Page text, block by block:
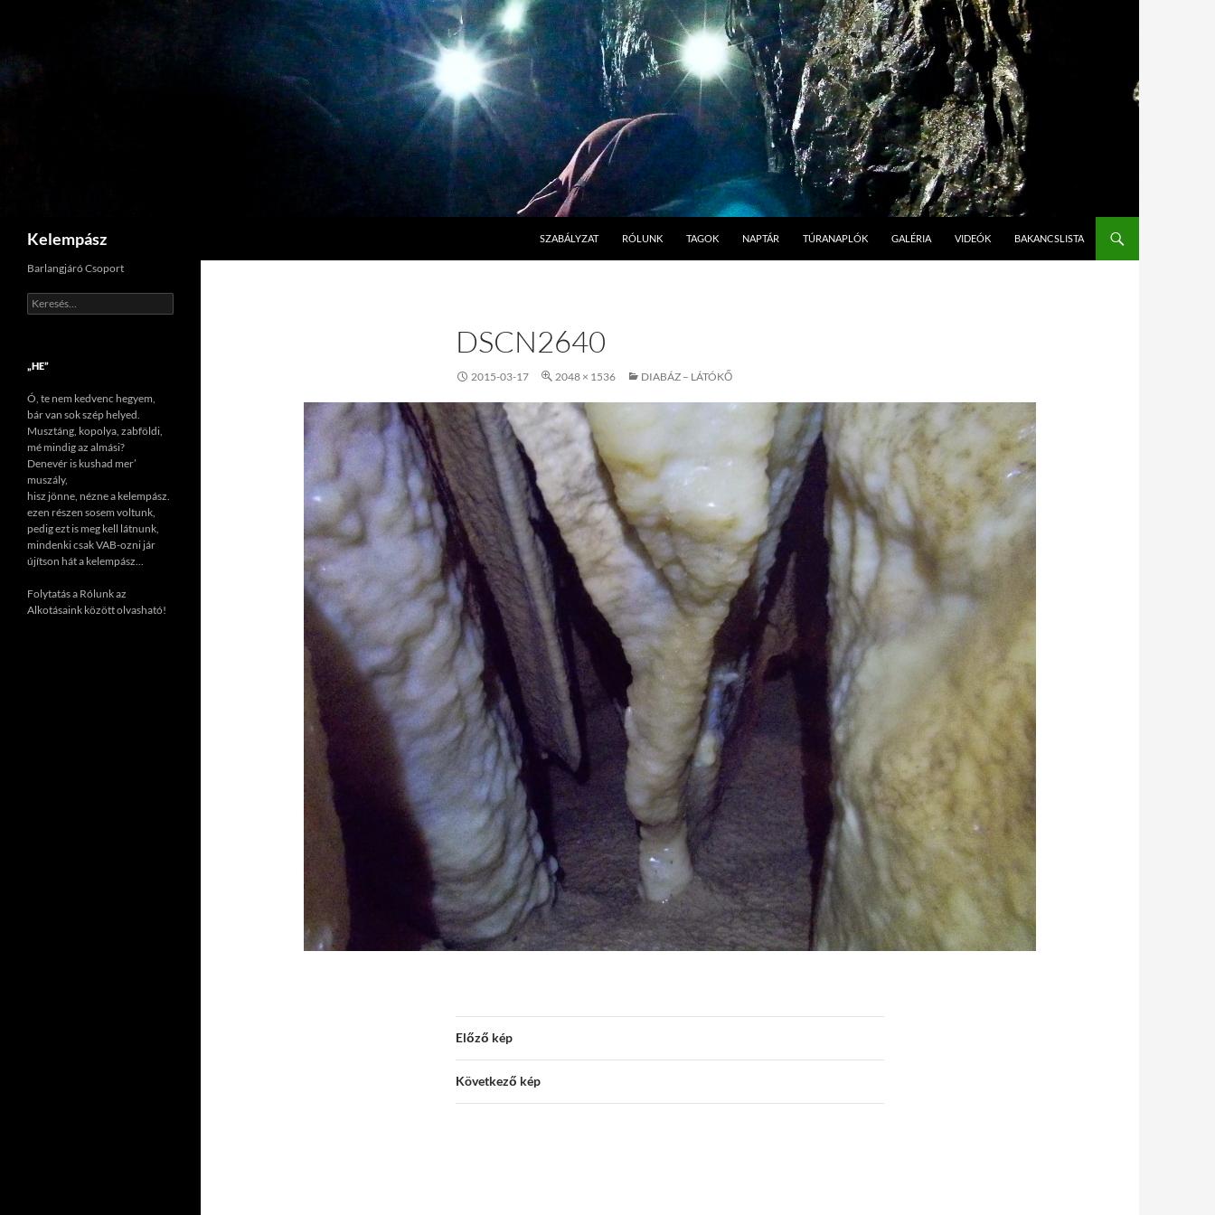
Kelempász SZABÁLYZAT RÓLUNK TAGOK NAPTÁR TÚRANAPLÓK GALÉRIA VIDEÓK BAKANCSLISTA
DSCN2640
2015-03-17 2048 × 1536 DIABÁZ – LÁTÓKŐ
Előző kép
Következő kép
Barlangjáró Csoport
Keresés:
„HE”
Ó, te nem kedvenc hegyem,
bár van sok szép helyed.
Musztáng, kopolya, zabföldi,
mé mindig az almási?
Denevér is kushad mer’
muszály,
hisz jönne, nézne a kelempász.
ezen részen sosem voltunk,
pedig ezt is meg kell látnunk,
mindenki csak VAB-ozni jár
újítson hát a kelempász...
Folytatás a Rólunk az
Alkotásaink között olvasható!